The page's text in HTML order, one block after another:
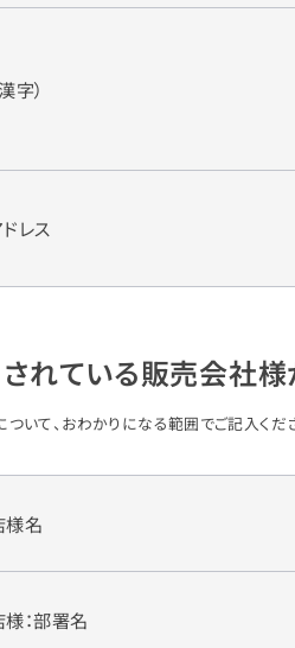
字）
レス
れている販売会社様
いて、おわかりになる範囲でご記入くだ
様名
：部署名